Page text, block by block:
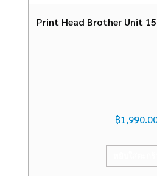
Print Head Brother Unit
฿